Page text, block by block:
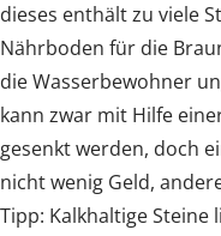
dieses enthält zu viele
Nährboden für die
die Wasserbewohner
kann zwar mit Hilfe
gesenkt werden, doch
nicht wenig Geld,
Tipp: Kalkhaltige